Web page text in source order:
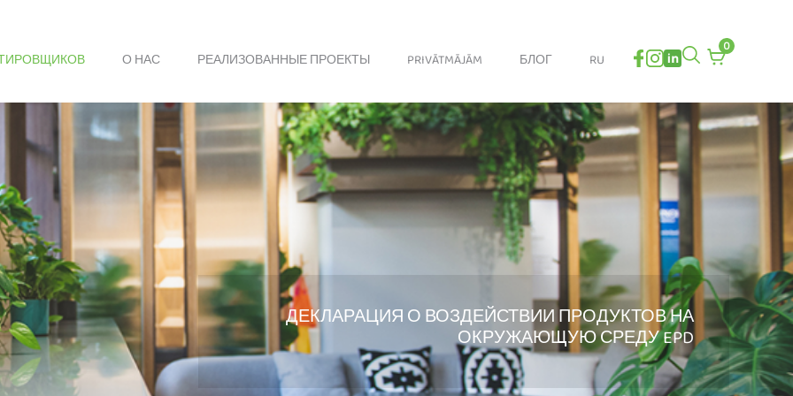
О НАС РЕАЛИЗОВАННЫЕ ПРОЕКТЫ PRIVĀTMĀJĀM БЛОГ RU
0
0
cart
ДЕКЛАРАЦИЯ О ВОЗДЕЙСТВИИ ПРОДУКТОВ НА
ОКРУЖАЮЩУЮ СРЕДУ EPD